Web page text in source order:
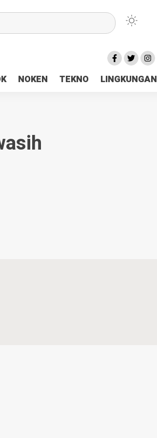
NOKEN TEKNO LINGKUNGAN
Pemilu Ceria Tanah Papua
Kas Daerah Rp23 Miliar Disorot